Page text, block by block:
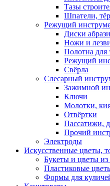
Тазы
Шпатели,
Режущий
Диски
Ножи и
Полотна для
Режущий
Свёрла
Слесарный
Зажимной
Ключи
Молотки,
Отвёртки
Пассатижи,
Прочий
Электроды
Искусственные цветы,
Букеты и цветы из
Пластиковые
Формы для